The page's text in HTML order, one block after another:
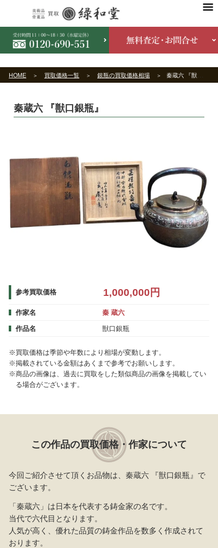
HOME 買取価格一覧 銀瓶の買取価格相場 秦蔵六 『獣口銀瓶』
秦蔵六 『獣口銀瓶』
参考買取価格 1,000,000円
作家名 秦 蔵六
作品名 獣口銀瓶
※買取価格は季節や年数により相場が変動します。
※掲載されている金額はあくまで参考でお願いします。
※商品の画像は、過去に買取をした類似商品の画像を掲載してい
る場合がございます。
この作品の買取価格・作家について
今回ご紹介させて頂くお品物は、秦蔵六 『獣口銀瓶』で
ございます。
「秦蔵六」は日本を代表する鋳金家の名です。
当代で六代目となります。
人気が高く、優れた品質の鋳金作品を数多く作成されて
おります。